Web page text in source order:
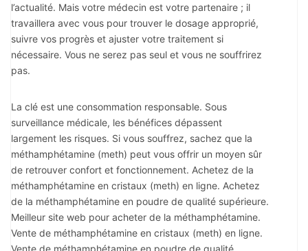
l’actualité. Mais votre médecin est votre partenaire ; il
travaillera avec vous pour trouver le dosage approprié,
suivre vos progrès et ajuster votre traitement si
nécessaire. Vous ne serez pas seul et vous ne souffrirez
pas.
La clé est une consommation responsable. Sous
surveillance médicale, les bénéfices dépassent
largement les risques. Si vous souffrez, sachez que la
méthamphétamine (meth) peut vous offrir un moyen sûr
de retrouver confort et fonctionnement. Achetez de la
méthamphétamine en cristaux (meth) en ligne. Achetez
de la méthamphétamine en poudre de qualité supérieure.
Meilleur site web pour acheter de la méthamphétamine.
Vente de méthamphétamine en cristaux (meth) en ligne.